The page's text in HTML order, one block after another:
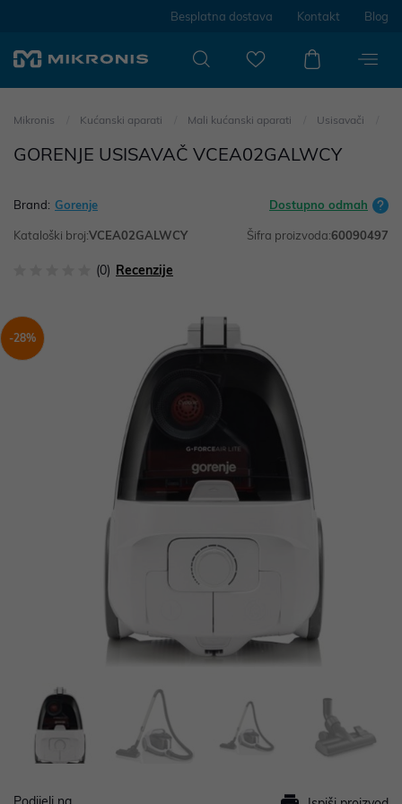
Besplatna dostava Kontakt Blog
Mikronis Kućanski aparati Mali kućanski aparati Usisavači
GORENJE USISAVAČ VCEA02GALWCY
Brand: Gorenje Dostupno odmah
Kataloški broj:VCEA02GALWCY Šifra proizvoda:60090497
(0) Recenzije
-28%